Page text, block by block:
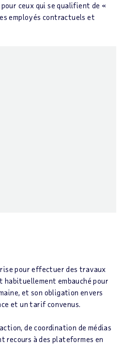
ceux qui se qualifient de «
employés contractuels et
pour effectuer des travaux
habituellement embauché pour
et son obligation envers
et un tarif convenus.
de coordination de médias
recours à des plateformes en